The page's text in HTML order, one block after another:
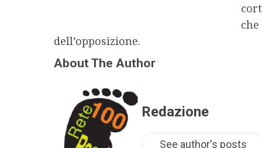
dell’opposizione.
About The Author
Redazione
See author's posts